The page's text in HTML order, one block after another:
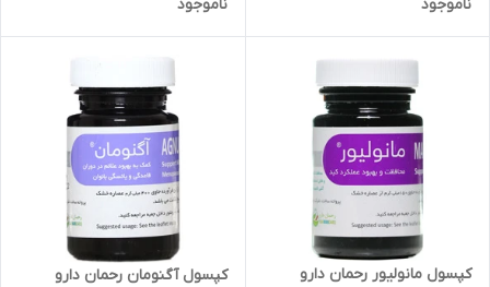
ناموجود ناموجود
کپسول مانولیور رحمان دارو کپسول آگنومان رحمان دارو